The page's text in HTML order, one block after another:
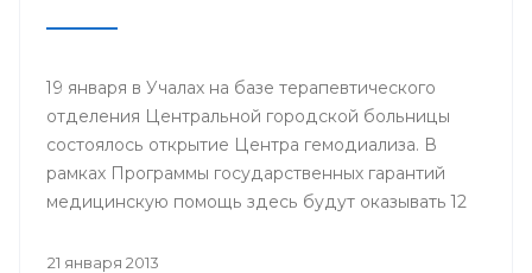
19 января в Учалах на базе терапевтического
отделения Центральной городской больницы
состоялось открытие Центра гемодиализа. В
рамках Программы государственных гарантий
медицинскую помощь здесь будут оказывать 12
недостаточностью.
21 января 2013